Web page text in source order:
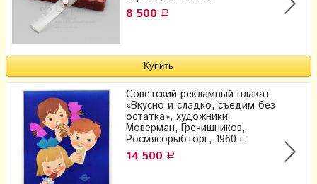
8 500 Р
Советский рекламный плакат
«Вкусно и сладко, съедим без
остатка», художники
Моверман, Гречишников,
Росмясорыбторг, 1960 г.
14 500 Р